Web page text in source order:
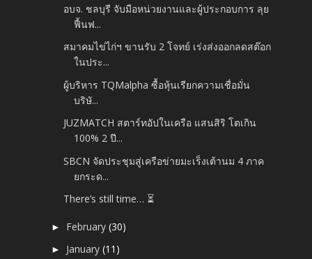
อบจ. ชลบุรี จับมือหน่วยงานและผู้ประกอบการ ลุย
ฟื้นฟ...
สมาคมไข่ไก่ฯ ขานรับ 2 โจทย์ เร่งส่งออกลดสต๊อก
ในประ...
ผู้บริหาร TQMalpha ซื้อหุ้นเรียกความเชื่อมั่น
บริษั...
JUZMATCH สตาร์ทอัปในเครือ แสนสิริ โตเกิน
100% 2 ปี...
SBCN จัดประชุมสู่เครือข่ายมะเร็งเต้านม 4 ภาค
ยกระด...
There’s still time… ⏳
► February(30)
► January(11)